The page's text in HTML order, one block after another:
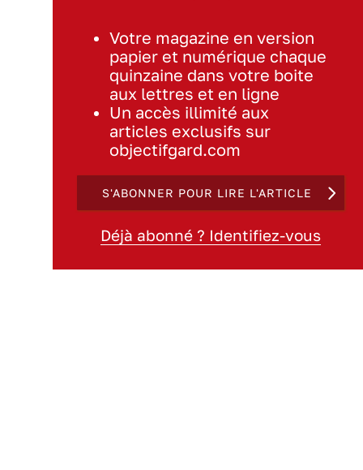
Votre magazine en version
papier et numérique chaque
quinzaine dans votre boite
aux lettres et en ligne
Un accès illimité aux
articles exclusifs sur
objectifgard.com
S'ABONNER POUR LIRE L'ARTICLE
Déjà abonné ? Identifiez-vous